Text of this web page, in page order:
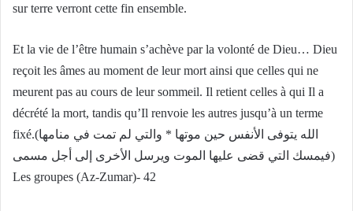
sur terre verront cette fin ensemble.
Et la vie de l’être humain s’achève par la volonté de Dieu… Dieu
reçoit les âmes au moment de leur mort ainsi que celles qui ne
meurent pas au cours de leur sommeil. Il retient celles à qui Il a
décrété la mort, tandis qu’Il renvoie les autres jusqu’à un terme
fixé.(الله يتوفى الأنفس حين موتها * والتي لم تمت في منامها
فيمسك التي قضى عليها الموت ويرسل الأخرى إلى أجل مسمى)
Les groupes (Az-Zumar)- 42